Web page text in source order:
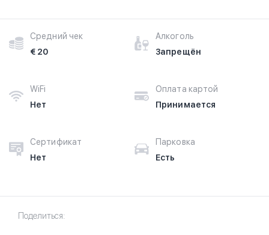
Средний чек
€ 20
Алкоголь
Запрещён
WiFi
Нет
Оплата картой
Принимается
Сертификат
Нет
Парковка
Есть
Поделиться: